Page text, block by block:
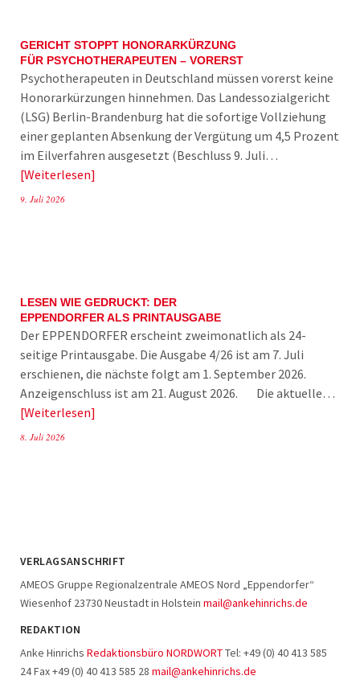
GERICHT STOPPT HONORARKÜRZUNG
FÜR PSYCHOTHERAPEUTEN – VORERST
Psychotherapeuten in Deutschland müssen vorerst keine
Honorarkürzungen hinnehmen. Das Landessozialgericht
(LSG) Berlin-Brandenburg hat die sofortige Vollziehung
einer geplanten Absenkung der Vergütung um 4,5 Prozent
im Eilverfahren ausgesetzt (Beschluss 9. Juli…
Weiterlesen
9. Juli 2026
LESEN WIE GEDRUCKT: DER
EPPENDORFER ALS PRINTAUSGABE
Der EPPENDORFER erscheint zweimonatlich als 24-
seitige Printausgabe. Die Ausgabe 4/26 ist am 7. Juli
erschienen, die nächste folgt am 1. September 2026.
Anzeigenschluss ist am 21. August 2026. Die aktuelle…
Weiterlesen
8. Juli 2026
VERLAGSANSCHRIFT
AMEOS Gruppe Regionalzentrale AMEOS Nord „Eppendorfer“
Wiesenhof 23730 Neustadt in Holstein mail@ankehinrichs.de
REDAKTION
Anke Hinrichs Redaktionsbüro NORDWORTTel: +49 (0) 40 413 585
24 Fax +49 (0) 40 413 585 28 mail@ankehinrichs.de